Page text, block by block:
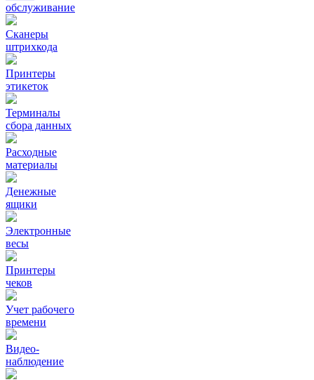
обслуживание
Сканеры
штрихкода
Принтеры
этикеток
Терминалы
сбора данных
Расходные
материалы
Денежные
ящики
Электронные
весы
Принтеры
чеков
Учет рабочего
времени
Видео‑
наблюдение